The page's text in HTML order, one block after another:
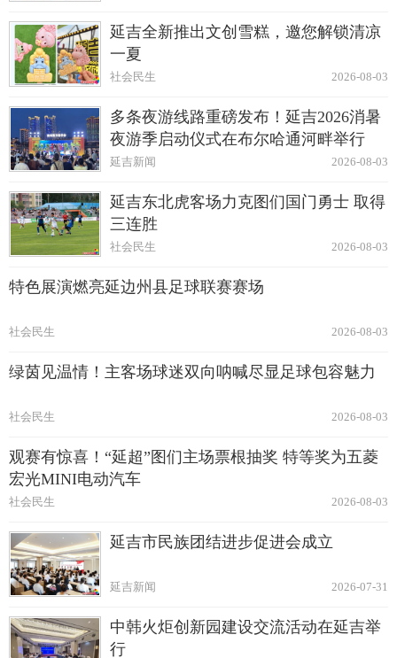
延吉全新推出文创雪糕，邀您解锁清凉
一夏
2026-08-03
社会民生
多条夜游线路重磅发布！延吉2026消暑
夜游季启动仪式在布尔哈通河畔举行
2026-08-03
延吉新闻
延吉东北虎客场力克图们国门勇士 取得
三连胜
2026-08-03
社会民生
特色展演燃亮延边州县足球联赛赛场
2026-08-03
社会民生
绿茵见温情！主客场球迷双向呐喊尽显足球包容魅力
2026-08-03
社会民生
观赛有惊喜！“延超”图们主场票根抽奖 特等奖为五菱
宏光MINI电动汽车
2026-08-03
社会民生
延吉市民族团结进步促进会成立
2026-07-31
延吉新闻
中韩火炬创新园建设交流活动在延吉举
行